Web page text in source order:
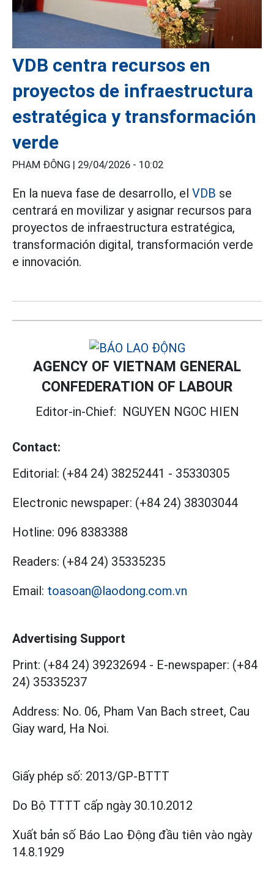
VDB centra recursos en
proyectos de infraestructura
estratégica y transformación
verde
PHẠM ĐÔNG | 29/04/2026 - 10:02
En la nueva fase de desarrollo, el VDB se
centrará en movilizar y asignar recursos para
proyectos de infraestructura estratégica,
transformación digital, transformación verde
e innovación.
AGENCY OF VIETNAM GENERAL
CONFEDERATION OF LABOUR
Editor-in-Chief: NGUYEN NGOC HIEN
Contact:
Editorial: (+84 24) 38252441 - 35330305
Electronic newspaper: (+84 24) 38303044
Hotline: 096 8383388
Readers: (+84 24) 35335235
Email: toasoan@laodong.com.vn
Advertising Support
Print: (+84 24) 39232694 - E-newspaper: (+84
24) 35335237
Address: No. 06, Pham Van Bach street, Cau
Giay ward, Ha Noi.
Giấy phép số: 2013/GP-BTTT
Do Bộ TTTT cấp ngày 30.10.2012
Xuất bản số Báo Lao Động đầu tiên vào ngày
14.8.1929